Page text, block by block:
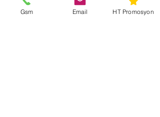
Gsm Email HT Promosyon